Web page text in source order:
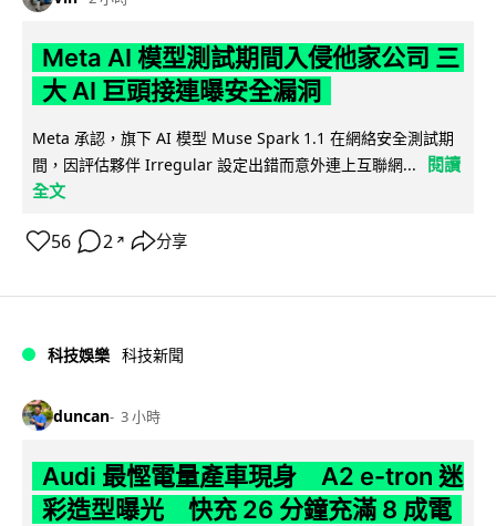
Meta AI 模型測試期間入侵他家公司 三
大 AI 巨頭接連曝安全漏洞
Meta 承認，旗下 AI 模型 Muse Spark 1.1 在網絡安全測試期
間，因評估夥伴 Irregular 設定出錯而意外連上互聯網...
閱讀
全文
56 2 ↗ 分享
科技娛樂 科技新聞
duncan 3 小時
Audi 最慳電量產車現身 A2 e-tron 迷
彩造型曝光 快充 26 分鐘充滿 8 成電